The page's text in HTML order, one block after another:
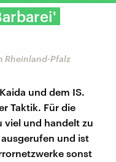
Rheinland-Pfalz
und dem IS.
Taktik. Für die
viel und handelt zu
und ist
sonst